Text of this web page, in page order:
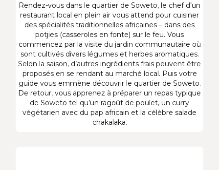
Rendez-vous dans le quartier de Soweto, le chef d’un
restaurant local en plein air vous attend pour cuisiner
des spécialités traditionnelles africaines – dans des
potjies (casseroles en fonte) sur le feu. Vous
commencez par la visite du jardin communautaire où
sont cultivés divers légumes et herbes aromatiques.
Selon la saison, d’autres ingrédients frais peuvent être
proposés en se rendant au marché local. Puis votre
guide vous emmène découvrir le quartier de Soweto.
De retour, vous apprenez à préparer un repas typique
de Soweto tel qu’un ragoût de poulet, un curry
végétarien avec du pap africain et la célèbre salade
chakalaka.